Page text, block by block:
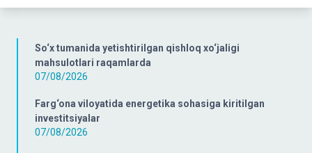
So‘x tumanida yetishtirilgan qishloq xo‘jaligi
mahsulotlari raqamlarda
07/08/2026
Farg‘ona viloyatida energetika sohasiga kiritilgan
investitsiyalar
07/08/2026